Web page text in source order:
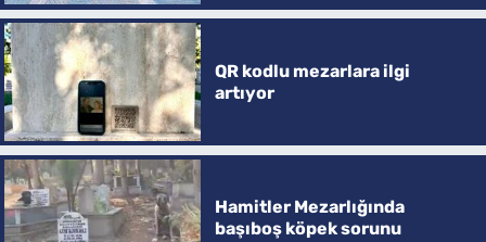
QR kodlu mezarlara ilgi
artıyor
Hamitler Mezarlığında
başıboş köpek sorunu